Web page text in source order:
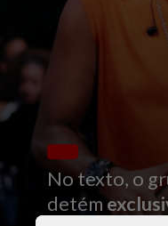
No texto, o
detém